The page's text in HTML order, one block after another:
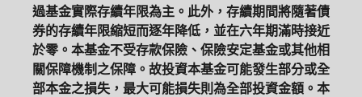
過基金實際存續年限為主。此外，存續期間將隨著債
券的存續年限縮短而逐年降低，並在六年期滿時接近
於零。本基金不受存款保險、保險安定基金或其他相
關保障機制之保障。故投資本基金可能發生部分或全
部本金之損失，最大可能損失則為全部投資金額。本